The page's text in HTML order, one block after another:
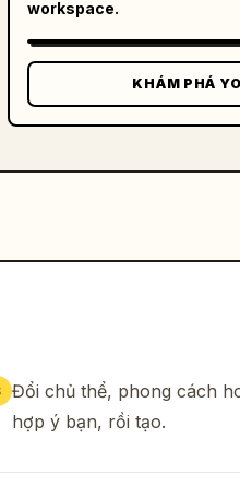
workspace.
KHÁM PHÁ
Đổi chủ thể, phong cách
hợp ý bạn, rồi tạo.